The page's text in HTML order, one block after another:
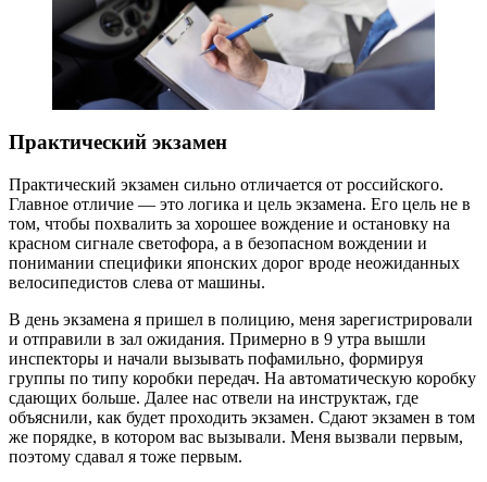
Практический экзамен
Практический экзамен сильно отличается от российского.
Главное отличие — это логика и цель экзамена. Его цель не в
том, чтобы похвалить за хорошее вождение и остановку на
красном сигнале светофора, а в безопасном вождении и
понимании специфики японских дорог вроде неожиданных
велосипедистов слева от машины.
В день экзамена я пришел в полицию, меня зарегистрировали
и отправили в зал ожидания. Примерно в 9 утра вышли
инспекторы и начали вызывать пофамильно, формируя
группы по типу коробки передач. На автоматическую коробку
сдающих больше. Далее нас отвели на инструктаж, где
объяснили, как будет проходить экзамен. Сдают экзамен в том
же порядке, в котором вас вызывали. Меня вызвали первым,
поэтому сдавал я тоже первым.